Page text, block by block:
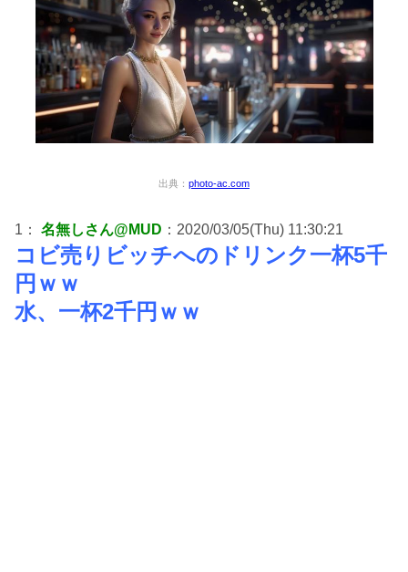
出典： photo-ac.com
1： 名無しさん@MUD ：2020/03/05(Thu) 11:30:21
コビ売りビッチへのドリンク一杯5千
円ｗｗ
水、一杯2千円ｗｗ